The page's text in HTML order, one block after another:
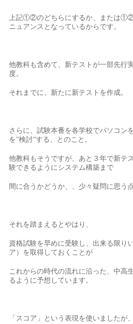
上記①②のどちらにするか、または①②
ニュアンスとなっているからです。
他教科も含めて、新テストが一部先行
度。
それまでに、新たに新テストを作成。
さらに、試験本番を各学校でパソコン
を”検討”する、とのこと。
他教科もそうですが、あと３年で新テ
験できるようにシステム構築まで
間に合うかどうか、、少々疑問に思う
それを踏まえるとやはり、
資格試験を早めに受験し、出来る限り
ア）を取得しておくことが
これからの時代の流れに沿った、中高
るように予想しています。
「スコア」という表現を使いましたが、